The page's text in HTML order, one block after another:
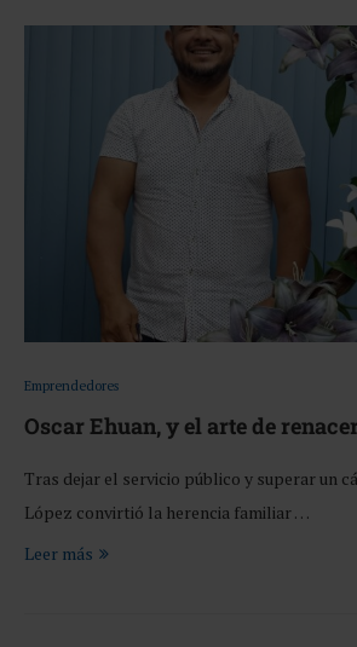
Emprendedores
Oscar Ehuan, y el arte de renacer
Tras dejar el servicio público y superar un
López convirtió la herencia familiar …
Leer más